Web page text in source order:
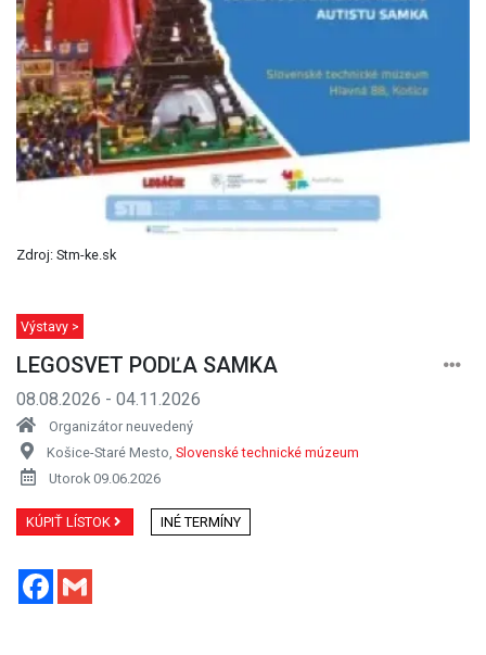
Zdroj: Stm-ke.sk
Výstavy >
LEGOSVET PODĽA SAMKA
08.08.2026 - 04.11.2026
Organizátor neuvedený
Košice-Staré Mesto, Slovenské technické múzeum
Utorok 09.06.2026
KÚPIŤ LÍSTOK INÉ TERMÍNY
Facebook